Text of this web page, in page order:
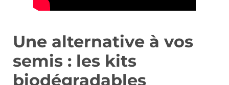
Une alternative à vos
semis : les kits
biodégradables